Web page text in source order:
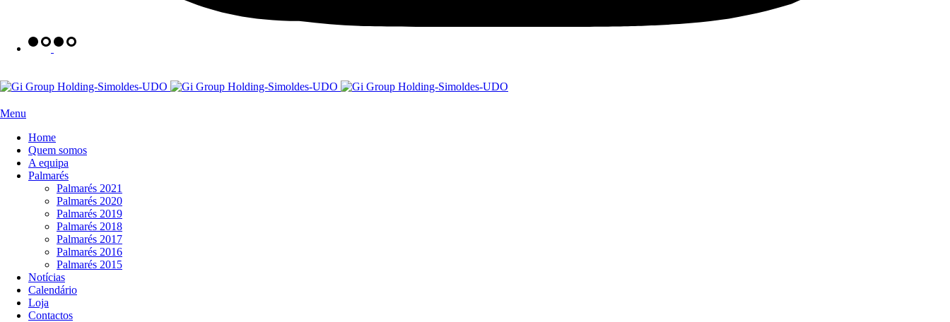
Menu
Home
Quem somos
A equipa
Palmarés
Palmarés 2021
Palmarés 2020
Palmarés 2019
Palmarés 2018
Palmarés 2017
Palmarés 2016
Palmarés 2015
Notícias
Calendário
Loja
Contactos